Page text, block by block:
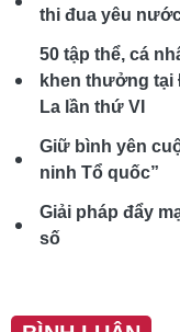
thi đua yêu
50 tập thể, cá
khen thưởng tại
La lần thứ VI
Giữ bình yên
ninh Tổ quốc”
Giải pháp đẩy
số